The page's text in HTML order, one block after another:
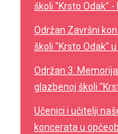
školi "Krsto Odak" -
Održan Završni
školi "Krsto Odak"
Održan 3.
glazbenoj školi
Učenici i učitelji
koncerata u